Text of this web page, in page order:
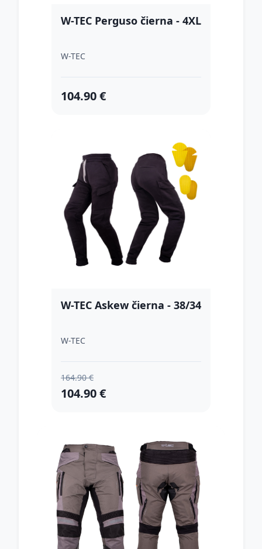
W-TEC Perguso čierna - 4XL
W-TEC
104.90 €
W-TEC Askew čierna - 38/34
W-TEC
164.90 €
104.90 €